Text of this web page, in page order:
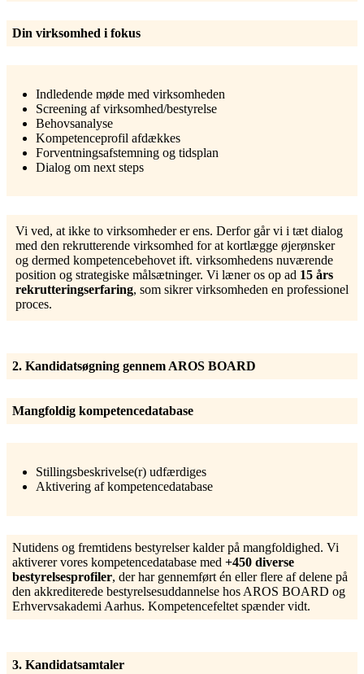
Din virksomhed i fokus
Indledende møde med virksomheden
Screening af virksomhed/bestyrelse
Behovsanalyse
Kompetenceprofil afdækkes
Forventningsafstemning og tidsplan
Dialog om next steps
Vi ved, at ikke to virksomheder er ens. Derfor går vi i tæt dialog
med den rekrutterende virksomhed for at kortlægge øjerønsker
og dermed kompetencebehovet ift. virksomhedens nuværende
position og strategiske målsætninger. Vi læner os op ad 15 års
rekrutteringserfaring, som sikrer virksomheden en professionel
proces.
2. Kandidatsøgning gennem AROS BOARD
Mangfoldig kompetencedatabase
Stillingsbeskrivelse(r) udfærdiges
Aktivering af kompetencedatabase
Nutidens og fremtidens bestyrelser kalder på mangfoldighed. Vi
aktiverer vores kompetencedatabase med+450 diverse
bestyrelsesprofiler, der har gennemført én eller flere af delene på
den akkrediterede bestyrelsesuddannelse hos AROS BOARD og
Erhvervsakademi Aarhus. Kompetencefeltet spænder vidt.
3. Kandidatsamtaler